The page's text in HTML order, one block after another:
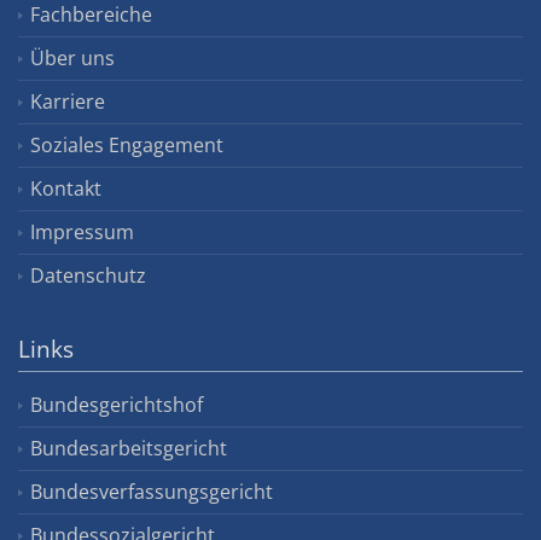
Fachbereiche
Über uns
Karriere
Soziales Engagement
Kontakt
Impressum
Datenschutz
Links
Bundesgerichtshof
Bundesarbeitsgericht
Bundesverfassungsgericht